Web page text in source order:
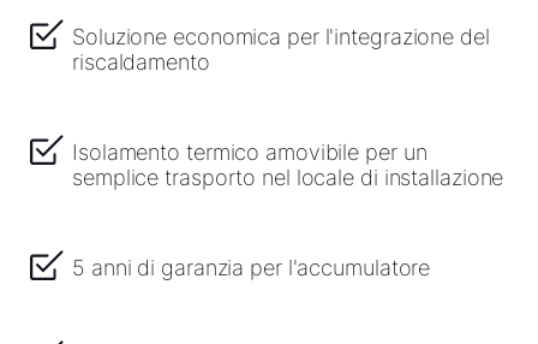
Soluzione economica per l'integrazione del
riscaldamento
Isolamento termico amovibile per un
semplice trasporto nel locale di installazione
5 anni di garanzia per l'accumulatore